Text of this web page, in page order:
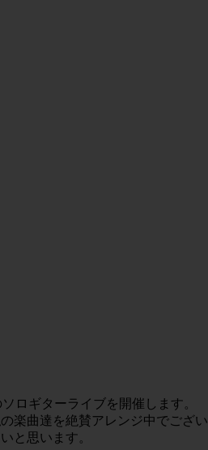
ロギターライブを開催します。
楽曲達を絶賛アレンジ中でござい
と思いま す。